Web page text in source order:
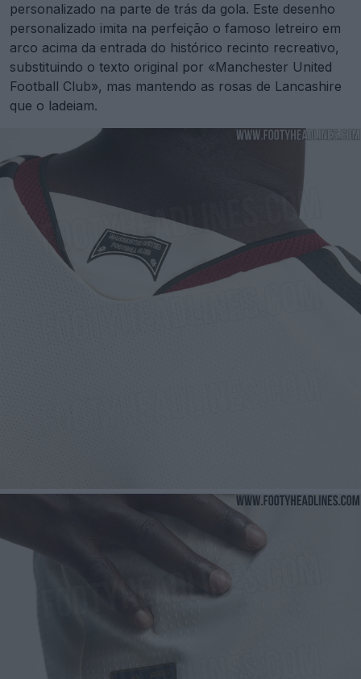
personalizado na parte de trás da gola. Este desenho
personalizado imita na perfeição o famoso letreiro em
arco acima da entrada do histórico recinto recreativo,
substituindo o texto original por «Manchester United
Football Club», mas mantendo as rosas de Lancashire
que o ladeiam.